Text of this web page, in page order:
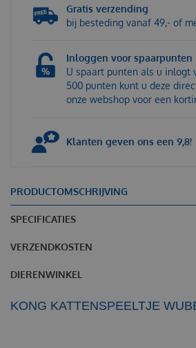
Gratis verzending
bij besteding vanaf 49,- of
Inloggen voor spaarpunten
U spaart punten als u inlogt
500 punten kunt u deze
onze webshop voor een
Klanten geven ons een 9,8!
PRODUCTOMSCHRIJVING
SPECIFICATIES
VERZENDKOSTEN
DIERENWINKEL
KONG KATTENSPEELTJE